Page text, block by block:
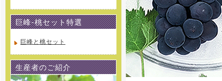
巨峰-桃セット特選
巨峰と桃セット
生産者のご紹介